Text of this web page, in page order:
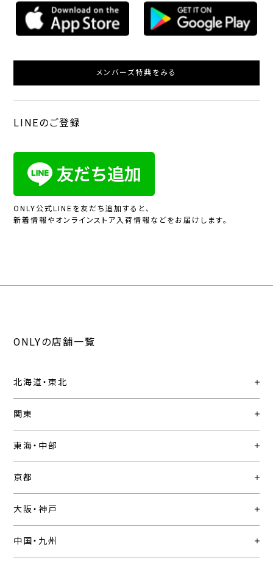
メンバーズ特典をみる
LINEのご登録
ONLY公式LINEを友だち追加すると、
新着情報やオンラインストア入荷情報などをお届けします。
ONLYの店舗一覧
北海道・東北
関東
東海・中部
京都
大阪・神戸
中国・九州